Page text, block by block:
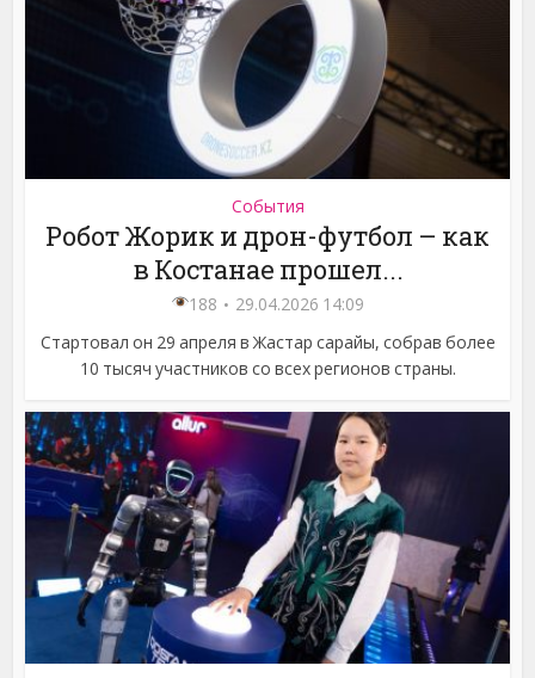
События
Робот Жорик и дрон-футбол – как
в Костанае прошел...
188
29.04.2026 14:09
Стартовал он 29 апреля в Жастар сарайы, собрав более
10 тысяч участников со всех регионов страны.